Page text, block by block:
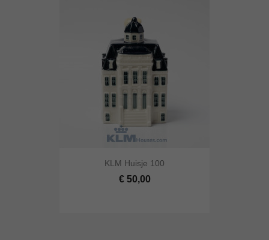
KLM Huisje 100
€ 50,00